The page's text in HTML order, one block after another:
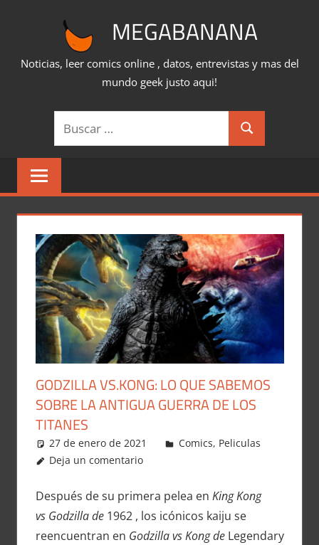
MEGABANANA
Noticias, leer comics online , datos, entrevistas y mas del
mundo geek justo aqui!
Buscar:
Buscar
GODZILLA VS.KONG: LO QUE SABEMOS
SOBRE LA ANTIGUA GUERRA DE LOS
TITANES
27 de enero de 2021 Carlitox Banana
Comics, Peliculas
Deja un comentario
Después de su primera pelea en King Kong
vs Godzilla de1962 , los icónicos kaiju se
reencuentran en Godzilla vs Kong deLegendary